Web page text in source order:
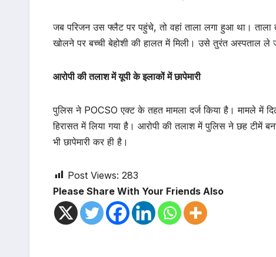
जब परिजन उस फ्लैट पर पहुंचे, तो वहां ताला लगा हुआ था।
खोलने पर बच्ची बेहोशी की हालत में मिली। उसे तुरंत अस्पताल
आरोपी की तलाश में यूपी के इलाकों में छापेमारी
पुलिस ने POCSO एक्ट के तहत मामला दर्ज किया है। मामले में
हिरासत में लिया गया है। आरोपी की तलाश में पुलिस ने छह टीमें
भी छापेमारी कर ही है।
Post Views: 283
Please Share With Your Friends Also